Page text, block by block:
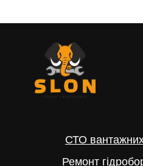
СТО вантажних
Ремонт